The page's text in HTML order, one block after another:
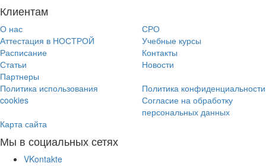
Клиентам
О нас
СРО
Аттестация в НОСТРОЙ
Учебные курсы
Расписание
Контакты
Статьи
Новости
Партнеры
Политика использования
cookies
Политика конфиденциальности
Согласие на обработку
персональных данных
Карта сайта
Мы в социальных сетях
VKontakte